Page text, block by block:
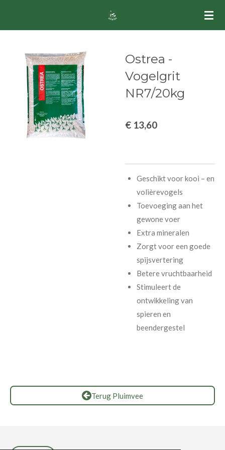
hoofdinhoud
Ostrea -
Vogelgrit
NR7/20kg
€ 13,60
Geschikt voor kooi – en
volièrevogels
Toevoeging aan het
gewone voer
Extra mineralen
Zorgt voor een goede
spijsvertering
Betere vruchtbaarheid
Stimuleert de
ontwikkeling van
spieren en
beendergestel
Terug Pluimvee